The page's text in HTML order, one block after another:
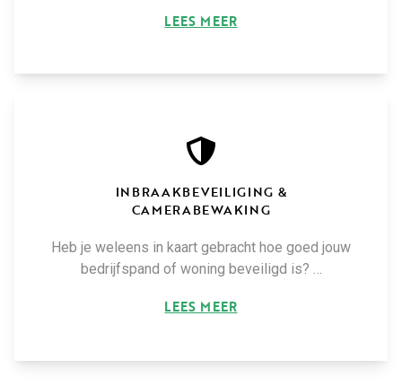
LEES MEER
INBRAAKBEVEILIGING &
CAMERABEWAKING
Heb je weleens in kaart gebracht hoe goed jouw
bedrijfspand of woning beveiligd is? …
LEES MEER